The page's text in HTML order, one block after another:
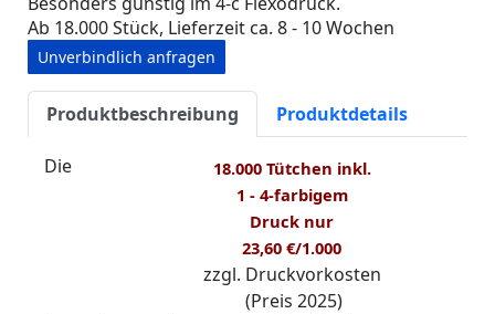
Ab 18.000 Stück, Lieferzeit ca. 8 - 10 Wochen
Unverbindlich anfragen
Produktbeschreibung Produktdetails
18.000 Tütchen inkl.
1 - 4-farbigem
Druck nur
23,60 €/1.000
zzgl. Druckvorkosten
(Preis 2025)
Die